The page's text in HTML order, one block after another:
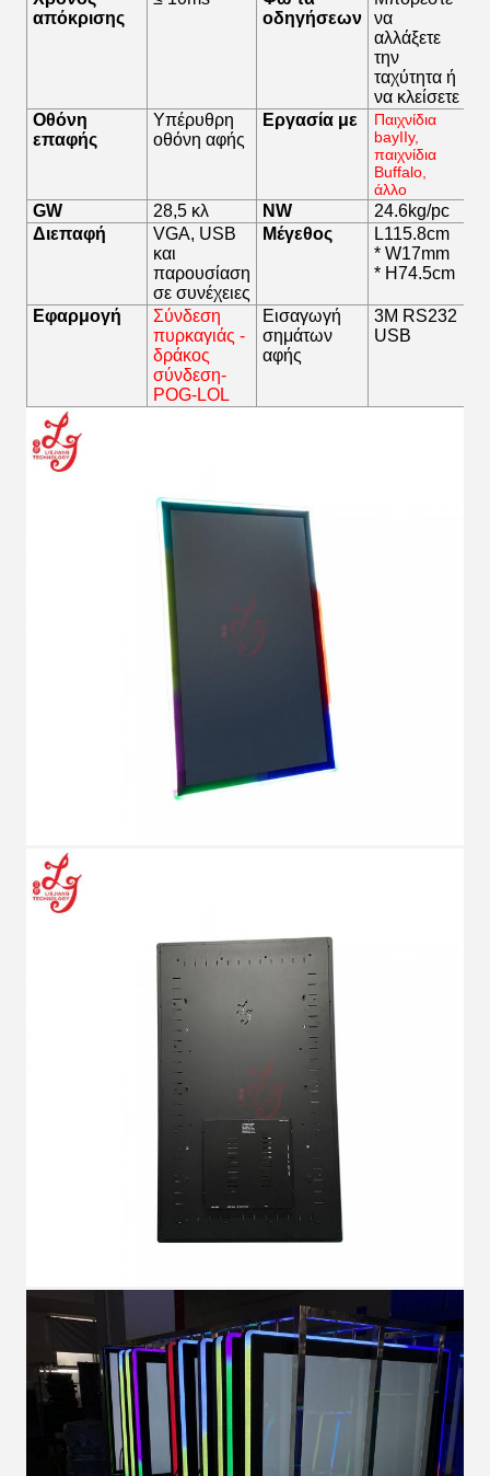
απόκρισης
οδηγήσεων
να
αλλάξετε
την
ταχύτητα ή
να κλείσετε
Οθόνη
επαφής
Υπέρυθρη
οθόνη αφής
Εργασία με
Παιχνίδια
bayIIy,
παιχνίδια
Buffalo,
άλλο
GW 28,5 κλ NW
24.6kg/pc
Διεπαφή
VGA, USB
και
παρουσίαση
σε συνέχειες
Μέγεθος
L115.8cm
* W17mm
* H74.5cm
Εφαρμογή
Σύνδεση
πυρκαγιάς -
δράκος
σύνδεση-
POG-LOL
Εισαγωγή
σημάτων
αφής
3M RS232
USB